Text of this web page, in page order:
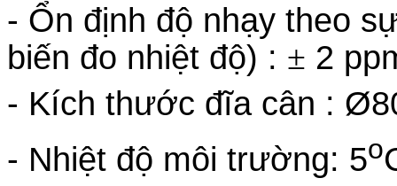
- Ổn định độ nhạy theo
biến đo nhiệt độ) : ± 2
- Kích thước đĩa cân :
- Nhiệt độ môi trường: 5o